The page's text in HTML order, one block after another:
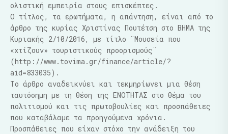
ολιστική εμπειρία στους επισκέπτες.
Ο τίτλος, τα ερωτήματα, η απάντηση, είναι από το
άρθρο της κυρίας Χριστίνας Πουτέτση στο ΒΗΜΑ της
Κυριακής 2/10/2016, με τίτλο ¨Μουσεία που
«χτίζουν» τουριστικούς προορισμούς¨
(http: //www. tovima.gr/finance/article/?
aid=833035).
Το άρθρο αναδεικνύει και τεκμηρίωνει μια θέση
ταυτόσημη με τη θέση της ΕΝΟΤΗΤΑΣ στο θέμα του
πολιτισμού και τις πρωτοβουλίες και προσπάθειες
που καταβάλαμε τα προηγούμενα χρόνια.
Προσπάθειες που είχαν στόχο την ανάδειξη του